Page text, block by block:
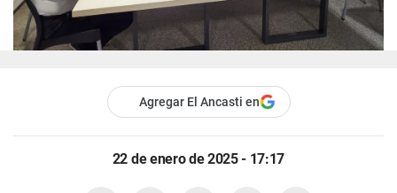
Agregar El Ancasti en
22 de enero de 2025 - 17:17